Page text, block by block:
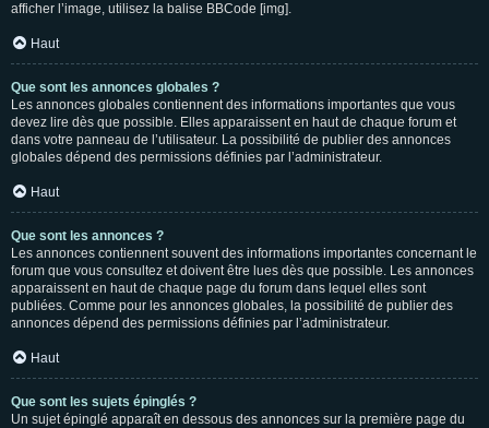
afficher l’image, utilisez la balise BBCode [img].
Haut
Que sont les annonces globales ?
Les annonces globales contiennent des informations importantes que vous
devez lire dès que possible. Elles apparaissent en haut de chaque forum et
dans votre panneau de l’utilisateur. La possibilité de publier des annonces
globales dépend des permissions définies par l’administrateur.
Haut
Que sont les annonces ?
Les annonces contiennent souvent des informations importantes concernant le
forum que vous consultez et doivent être lues dès que possible. Les annonces
apparaissent en haut de chaque page du forum dans lequel elles sont
publiées. Comme pour les annonces globales, la possibilité de publier des
annonces dépend des permissions définies par l’administrateur.
Haut
Que sont les sujets épinglés ?
Un sujet épinglé apparaît en dessous des annonces sur la première page du